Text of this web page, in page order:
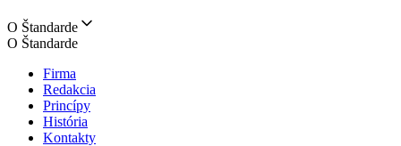
O Štandarde
O Štandarde
Firma
Redakcia
Princípy
História
Kontakty